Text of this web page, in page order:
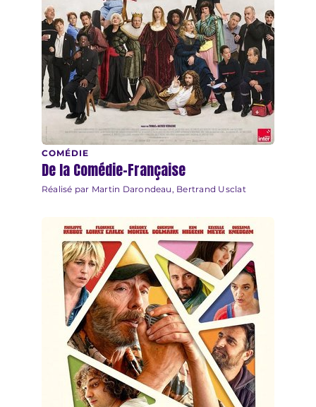
De la Comédie-Française
COMÉDIE
Réalisé par Martin Darondeau, Bertrand Usclat